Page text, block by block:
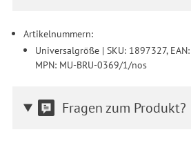
Artikelnummern:
Universalgröße | SKU: 1897327,
MPN: MU-BRU-0369/1/nos
Fragen zum Produkt?